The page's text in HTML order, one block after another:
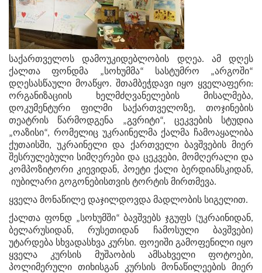
საქართველოს დამოუკიდებლობის დღეა. ამ დღეს
ქალთა ფონდმა „სოხუმმა“ სასტუმრო „არგოში“
დღესასწაული მოაწყო. შთამბეჭდავი იყო ყველაფერი:
ორგანიზაციის ხელმძღვანელების მისალმება,
დოკუმენტური ფილმი საქართველოზე, თოჯინების
თეატრის წარმოდგენა „გვრიტი“, ცეკვების სტუდია
„ოაზისი“, რომელიც უკრაინელმა ქალმა ჩამოაყალიბა
ქუთაისში, უკრაინელი და ქართველი ბავშვების მიერ
შესრულებული სიმღერები და ცეკვები, მომღერალი და
კომპოზიტორი კიევიდან, პოეტი ქალი ბერდიანსკიდან,
იუბილარი გოგონებისთვის ტორტის მირთმევა.
ყველა მონაწილე დაჯილდოვდა მადლობის სიგელით.
ქალთა ფონდ „სოხუმში“ ბავშვებს ჯგუფს (უკრაინიდან,
ბელარუსიდან, რუსეთიდან ჩამოსული ბავშვები)
უტარდება სხვადასხვა კურსი. ფოეიში გამოფენილი იყო
ყველა კურსის მუშაობის ამსახველი ფოტოები,
პოლიმერული თიხისგან კურსის მონაწილეების მიერ